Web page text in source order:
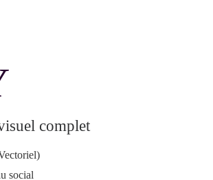
complet
social